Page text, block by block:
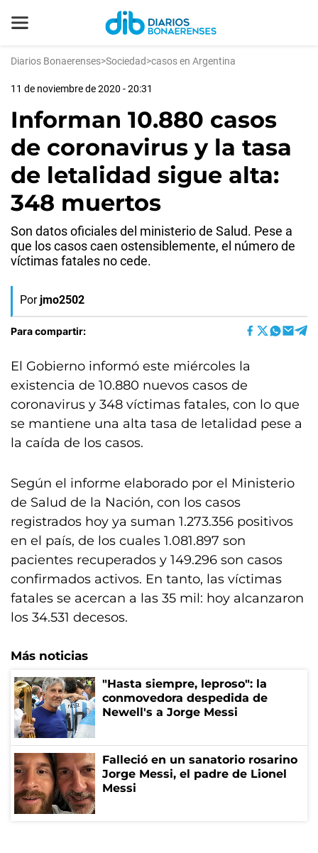
Diarios Bonaerenses>Sociedad>casos en Argentina
11 de noviembre de 2020 - 20:31
Informan 10.880 casos
de coronavirus y la tasa
de letalidad sigue alta:
348 muertos
Son datos oficiales del ministerio de Salud. Pese a
que los casos caen ostensiblemente, el número de
víctimas fatales no cede.
Por jmo2502
Para compartir:
El Gobierno informó este miércoles la
existencia de 10.880 nuevos casos de
coronavirus y 348 víctimas fatales, con lo que
se mantiene una alta tasa de letalidad pese a
la caída de los casos.
Según el informe elaborado por el Ministerio
de Salud de la Nación, con los casos
registrados hoy ya suman 1.273.356 positivos
en el país, de los cuales 1.081.897 son
pacientes recuperados y 149.296 son casos
confirmados activos. En tanto, las víctimas
fatales se acercan a las 35 mil: hoy alcanzaron
los 34.531 decesos.
Más noticias
"Hasta siempre, leproso": la
conmovedora despedida de
Newell's a Jorge Messi
Falleció en un sanatorio rosarino
Jorge Messi, el padre de Lionel
Messi